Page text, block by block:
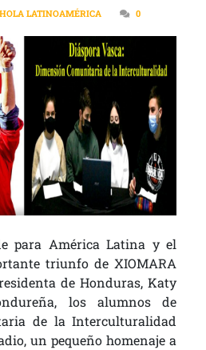
HOLA LATINOAMÉRICA 0
para América Latina y el
triunfo de XIOMARA
de Honduras, Katy
los alumnos de
de la Interculturalidad
un pequeño homenaje a